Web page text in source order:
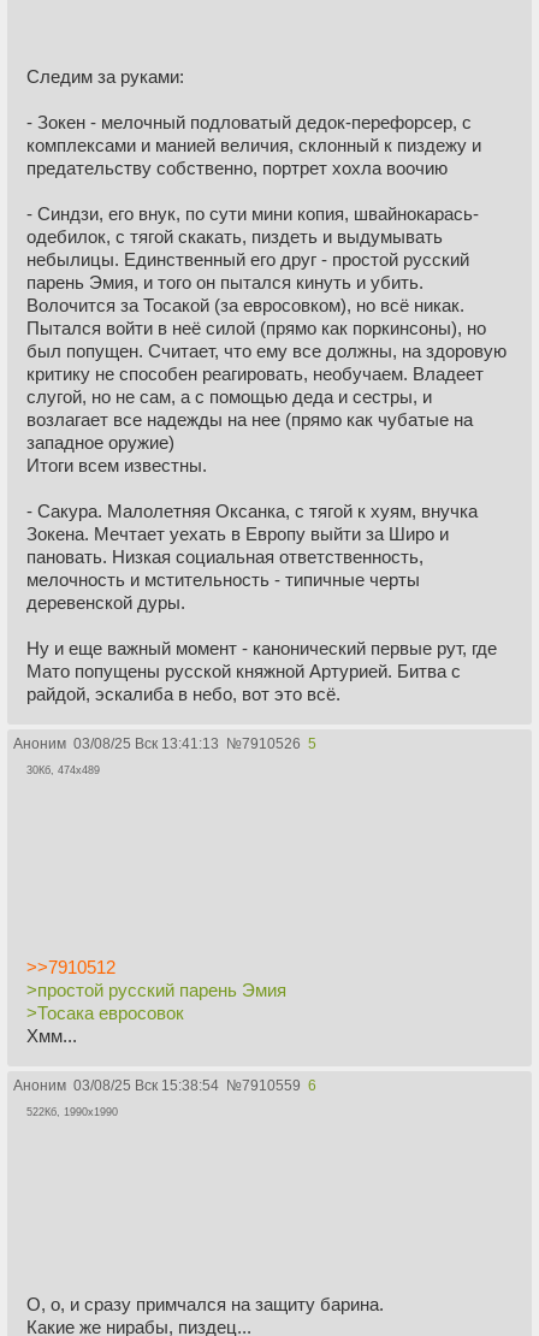
Следим за руками:
- Зокен - мелочный подловатый дедок-перефорсер, с
комплексами и манией величия, склонный к пиздежу и
предательству собственно, портрет хохла воочию
- Синдзи, его внук, по сути мини копия, швайнокарась-
одебилок, с тягой скакать, пиздеть и выдумывать
небылицы. Единственный его друг - простой русский
парень Эмия, и того он пытался кинуть и убить.
Волочится за Тосакой (за евросовком), но всё никак.
Пытался войти в неё силой (прямо как поркинсоны), но
был попущен. Считает, что ему все должны, на здоровую
критику не способен реагировать, необучаем. Владеет
слугой, но не сам, а с помощью деда и сестры, и
возлагает все надежды на нее (прямо как чубатые на
западное оружие)
Итоги всем известны.
- Сакура. Малолетняя Оксанка, с тягой к хуям, внучка
Зокена. Мечтает уехать в Европу выйти за Широ и
пановать. Низкая социальная ответственность,
мелочность и мстительность - типичные черты
деревенской дуры.
Ну и еще важный момент - канонический первые рут, где
Мато попущены русской княжной Артурией. Битва с
райдой, эскалиба в небо, вот это всё.
Аноним 03/08/25 Вск 13:41:13 №7910526 5
30Кб, 474x489
>>7910512
>простой русский парень Эмия
>Тосака евросовок
Хмм...
Аноним 03/08/25 Вск 15:38:54 №7910559 6
522Кб, 1990x1990
О, о, и сразу примчался на защиту барина.
Какие же нирабы, пиздец...